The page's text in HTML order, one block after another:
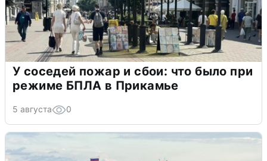
У соседей пожар и сбои: что было при
режиме БПЛА в Прикамье
5 августа 0